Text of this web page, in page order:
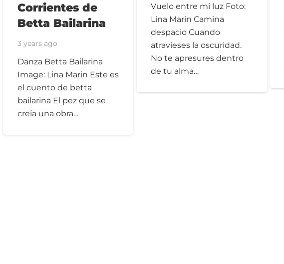
Corrientes de
Betta Bailarina
3 years ago
Danza Betta Bailarina
Image: Lina Marin Este es
el cuento de betta
bailarina El pez que se
creía una obra…
Vuelo entre mi luz Foto:
Lina Marin Camina
despacio Cuando
atravieses la oscuridad.
No te apresures dentro
de tu alma…